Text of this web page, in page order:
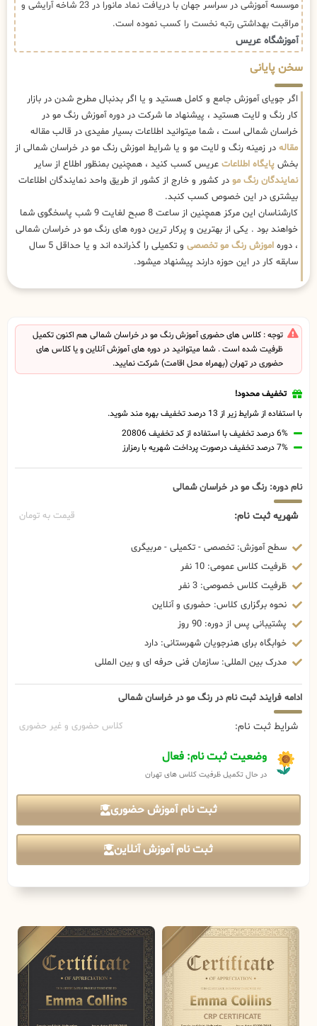
موسسه آموزشی در سراسر جهان با دریافت نماد مانورا در 23 شاخه آرایشی و
مراقبت بهداشتی رتبه نخست را کسب نموده است.
آموزشگاه عریس
سخن پایانی
اگر جویای آموزش جامع و کامل هستید و یا اگر بدنبال مطرح شدن در بازار
کار رنگ و لایت هستید ، پیشنهاد ما شرکت در دوره آموزش رنگ مو در
خراسان شمالی است ، شما میتوانید اطلاعات بسیار مفیدی در قالب مقاله
مقاله در زمینه رنگ و لایت مو و یا شرایط اموزش رنگ مو در خراسان شمالی از
بخش پایگاه اطلاعات عریس کسب کنید ، همچنین بمنظور اطلاع از سایر
نمایندگان رنگ مو در کشور و خارج از کشور از طریق واحد نمایندگان اطلاعات
بیشتری در این خصوص کسب کنبد.
کارشناسان این مرکز همچنین از ساعت 8 صبح لغایت 9 شب پاسخگوی شما
خواهند بود . یکی از بهترین و پرکار ترین دوره های رنگ مو در خراسان شمالی
، دوره اموزش رنگ مو تخصصی
و تکمیلی را گذرانده اند و یا حداقل 5 سال
سابقه کار در این حوزه دارند پیشنهاد میشود.
توجه : کلاس های حضوری آموزش رنگ مو در خراسان شمالی هم اکنون تکمیل
ظرفیت شده است . شما میتوانید در دوره های آموزش آنلاین و یا کلاس های
حضوری در تهران (بهمراه محل اقامت) شرکت نمایید.
تخفیف محدود!
با استفاده از شرایط زیر از 13 درصد تخفیف بهره مند شوید.
6% درصد تخفیف با استفاده از کد تخفیف 20806
7% درصد تخفیف درصورت پرداخت شهریه با رمزارز
نام دوره: رنگ مو در خراسان شمالی
شهریه ثبت نام: قیمت به تومان
سطح آموزش: تخصصی - تکمیلی - مربیگری
ظرفیت کلاس عمومی: 10 نفر
ظرفیت کلاس خصوصی: 3 نفر
نحوه برگزاری کلاس: حضوری و آنلاین
پشتیبانی پس از دوره: 90 روز
خوابگاه برای هنرجویان شهرستانی: دارد
مدرک بین المللی: سازمان فنی حرفه ای و بین المللی
ادامه فرایند ثبت نام در رنگ مو در خراسان شمالی
شرایط ثبت نام: کلاس حضوری و غیر حضوری
وضعیت ثبت نام: فعال
در حال تکمیل ظرفیت کلاس های تهران
ثبت نام آموزش حضوری
ثبت نام آموزش آنلاین